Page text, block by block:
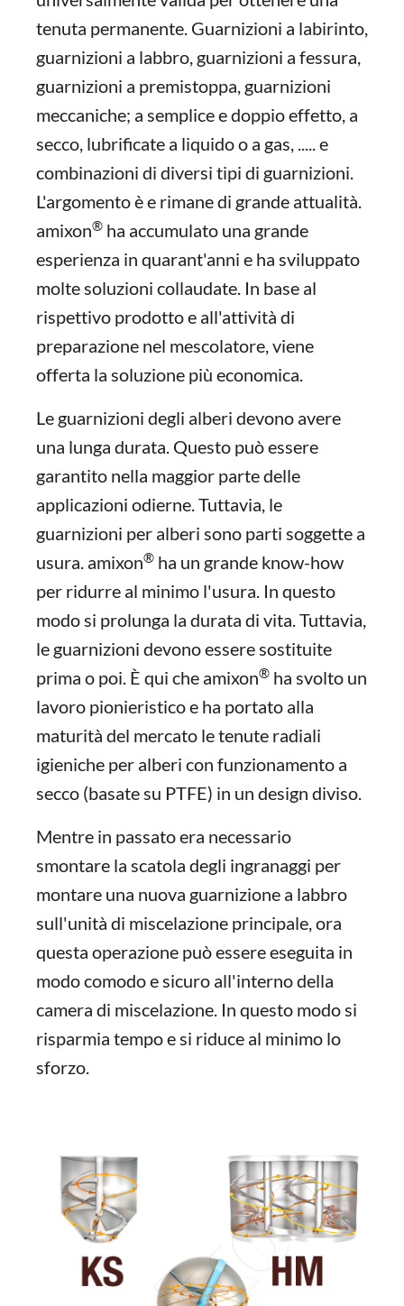
tenuta permanente. Guarnizioni a labirinto,
guarnizioni a labbro, guarnizioni a fessura,
guarnizioni a premistoppa, guarnizioni
meccaniche; a semplice e doppio effetto, a
secco, lubrificate a liquido o a gas, ..... e
combinazioni di diversi tipi di guarnizioni.
L'argomento è e rimane di grande attualità.
amixon® ha accumulato una grande
esperienza in quarant'anni e ha sviluppato
molte soluzioni collaudate. In base al
rispettivo prodotto e all'attività di
preparazione nel mescolatore, viene
offerta la soluzione più economica.
Le guarnizioni degli alberi devono avere
una lunga durata. Questo può essere
garantito nella maggior parte delle
applicazioni odierne. Tuttavia, le
guarnizioni per alberi sono parti soggette a
usura. amixon® ha un grande know-how
per ridurre al minimo l'usura. In questo
modo si prolunga la durata di vita. Tuttavia,
le guarnizioni devono essere sostituite
prima o poi. È qui che amixon® ha svolto un
lavoro pionieristico e ha portato alla
maturità del mercato le tenute radiali
igieniche per alberi con funzionamento a
secco (basate su PTFE) in un design diviso.
Mentre in passato era necessario
smontare la scatola degli ingranaggi per
montare una nuova guarnizione a labbro
sull'unità di miscelazione principale, ora
questa operazione può essere eseguita in
modo comodo e sicuro all'interno della
camera di miscelazione. In questo modo si
risparmia tempo e si riduce al minimo lo
sforzo.